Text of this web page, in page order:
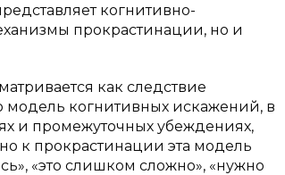
когнитивно-
прокрастинации, но и
как следствие
модель когнитивных искажений, в
и промежуточных убеждениях,
к прокрастинации эта модель
«это слишком сложно», «нужно